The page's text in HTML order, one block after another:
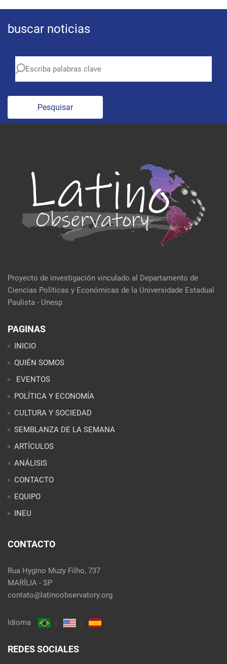
buscar noticias
Pesquisar
Proyecto de investigación vinculado al Departamento de
Ciencias Políticas y Económicas de la Universidade Estadual
Paulista - Unesp
PAGINAS
INICIO
QUIÉN SOMOS
EVENTOS
POLÍTICA Y ECONOMÍA
CULTURA Y SOCIEDAD
SEMBLANZA DE LA SEMANA
ARTÍCULOS
ANÁLISIS
CONTACTO
EQUIPO
INEU
CONTACTO
Rua Hygino Muzy Filho, 737
MARÍLIA - SP
contato@latinoobservatory.org
Idioma
REDES SOCIALES